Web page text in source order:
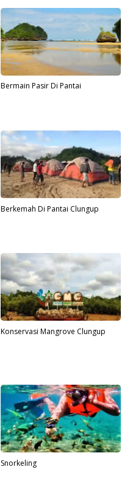
Bermain Pasir Di Pantai
Berkemah Di Pantai Clungup
Konservasi Mangrove Clungup
Snorkeling